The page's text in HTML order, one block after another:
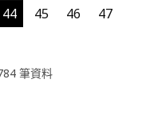
44 45 46
47
筆資料